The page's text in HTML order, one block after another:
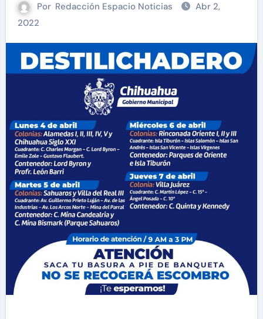
Por Redacción Espacio Noticias
Abr 2,
2022